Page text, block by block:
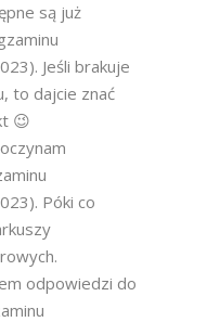
są już
Jeśli brakuje
to dajcie znać
😉
Póki co
odpowiedzi do